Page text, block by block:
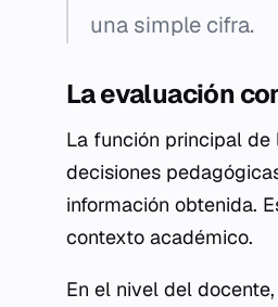
una simple cifra.
La evaluación
La función principal
decisiones
información obtenida.
contexto académico.
En el nivel del